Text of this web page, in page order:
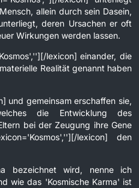
allein durch sein Dasein,
deren Ursachen er oft
Wirkungen werden lassen.
lexicon] einander, die
Realität genannt haben
und gemeinsam erschaffen sie,
die Entwicklung des
bei der Zeugung ihre Gene
lexicon] den
bezeichnet wird, nenne ich
wie das 'Kosmische Karma' ist